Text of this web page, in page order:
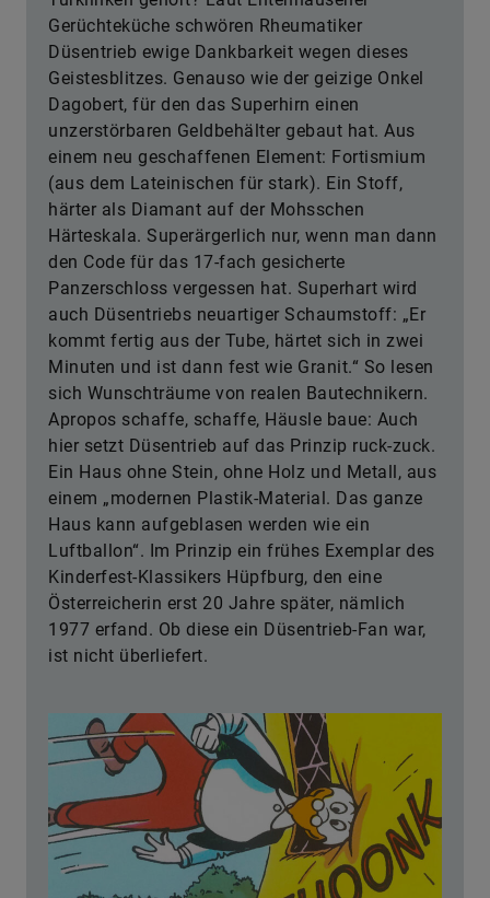
Gerüchteküche schwören Rheumatiker
Düsentrieb ewige Dankbarkeit wegen dieses
Geistesblitzes. Genauso wie der geizige Onkel
Dagobert, für den das Superhirn einen
unzerstörbaren Geldbehälter gebaut hat. Aus
einem neu geschaffenen Element: Fortismium
(aus dem Lateinischen für stark). Ein Stoff,
härter als Diamant auf der Mohsschen
Härteskala. Superärgerlich nur, wenn man dann
den Code für das 17-fach gesicherte
Panzerschloss vergessen hat. Superhart wird
auch Düsentriebs neuartiger Schaumstoff: „Er
kommt fertig aus der Tube, härtet sich in zwei
Minuten und ist dann fest wie Granit.“ So lesen
sich Wunschträume von realen Bautechnikern.
Apropos schaffe, schaffe, Häusle baue: Auch
hier setzt Düsentrieb auf das Prinzip ruck-zuck.
Ein Haus ohne Stein, ohne Holz und Metall, aus
einem „modernen Plastik-Material. Das ganze
Haus kann aufgeblasen werden wie ein
Luftballon“. Im Prinzip ein frühes Exemplar des
Kinderfest-Klassikers Hüpfburg, den eine
Österreicherin erst 20 Jahre später, nämlich
1977 erfand. Ob diese ein Düsentrieb-Fan war,
ist nicht überliefert.